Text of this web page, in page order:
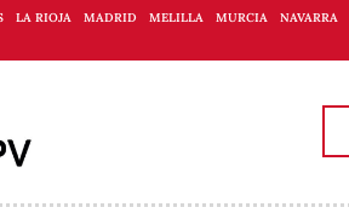
LA RIOJA MADRID MELILLA MURCIA NAVARRA